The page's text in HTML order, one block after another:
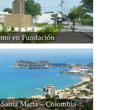
en Fundación
Marta – Colombia